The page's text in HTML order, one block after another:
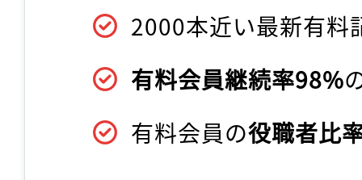
2000本近い最新有料
有料会員継続率98%
有料会員の役職者比